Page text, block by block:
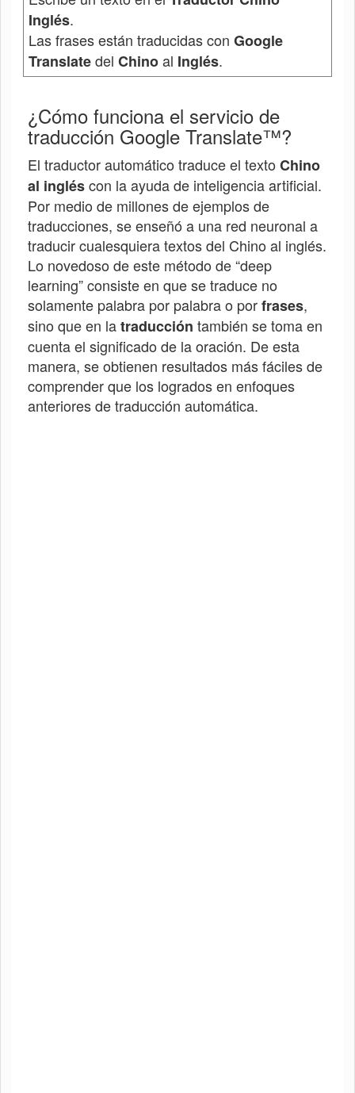
Inglés.
Las frases están traducidas con Google
Translatedel Chinoal Inglés.
¿Cómo funciona el servicio de
traducción Google Translate™?
El traductor automático traduce el texto Chino
al ingléscon la ayuda de inteligencia artificial.
Por medio de millones de ejemplos de
traducciones, se enseñó a una red neuronal a
traducir cualesquiera textos del Chino al inglés.
Lo novedoso de este método de “deep
learning” consiste en que se traduce no
solamente palabra por palabra o porfrases,
sino que en latraducción también se toma en
cuenta el significado de la oración. De esta
manera, se obtienen resultados más fáciles de
comprender que los logrados en enfoques
anteriores de traducción automática.